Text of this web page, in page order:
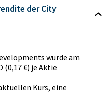
der City
wurde am
(0,17 €) je Aktie
Kurs, eine